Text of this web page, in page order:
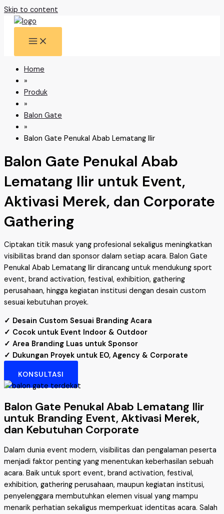
Skip to content
Home
»
Produk
»
Balon Gate
»
Balon Gate Penukal Abab Lematang Ilir
Balon Gate Penukal Abab
Lematang Ilir untuk Event,
Aktivasi Merek, dan Corporate
Gathering
Ciptakan titik masuk yang profesional sekaligus meningkatkan
visibilitas brand dan sponsor dalam setiap acara. Balon Gate
Penukal Abab Lematang Ilir dirancang untuk mendukung sport
event, brand activation, festival, exhibition, gathering
perusahaan, hingga kegiatan institusi dengan desain custom
sesuai kebutuhan proyek.
✓ Desain Custom Sesuai Branding Acara
✓ Cocok untuk Event Indoor & Outdoor
✓ Area Branding Luas untuk Sponsor
✓ Dukungan Proyek untuk EO, Agency & Corporate
KONSULTASI
Balon Gate Penukal Abab Lematang Ilir
untuk Branding Event, Aktivasi Merek,
dan Kebutuhan Corporate
Dalam dunia event modern, visibilitas dan pengalaman peserta
menjadi faktor penting yang menentukan keberhasilan sebuah
acara. Baik untuk sport event, brand activation, festival,
exhibition, gathering perusahaan, maupun kegiatan institusi,
penyelenggara membutuhkan elemen visual yang mampu
menarik perhatian sekaligus memperkuat identitas acara. Salah